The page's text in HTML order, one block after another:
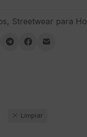
Limpiar
, Streetwear para